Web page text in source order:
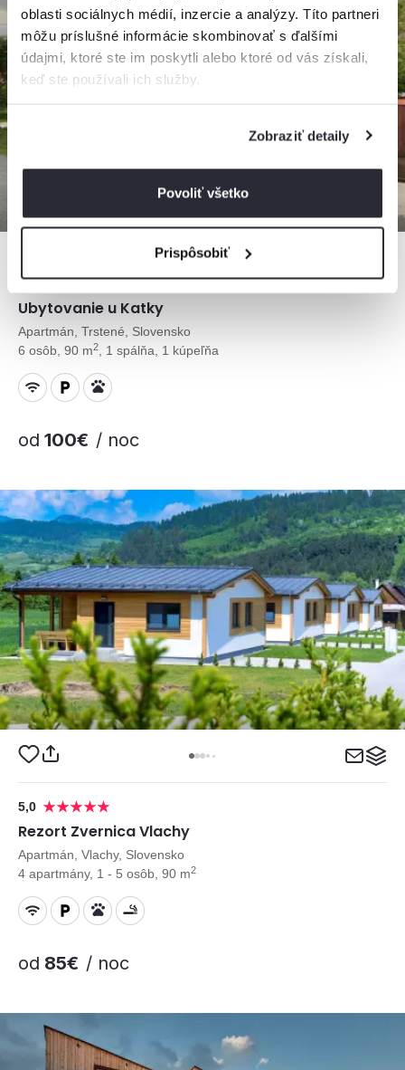
oblasti sociálnych médií, inzercie a analýzy. Títo partneri
môžu príslušné informácie skombinovať s ďalšími
údajmi, ktoré ste im poskytli alebo ktoré od vás získali,
keď ste používali ich služby.
Zobraziť detaily
Povoliť všetko
Prispôsobiť
Ubytovanie u Katky
Apartmán, Trstené, Slovensko
6 osôb, 90 m2 , 1 spálňa, 1 kúpeľňa
od 100€ / noc
5,0
Rezort Zvernica Vlachy
Apartmán, Vlachy, Slovensko
4 apartmány, 1 - 5 osôb, 90 m2
od 85€ / noc